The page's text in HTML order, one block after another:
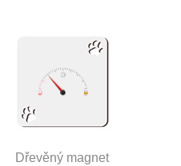
Dřevěný magnet